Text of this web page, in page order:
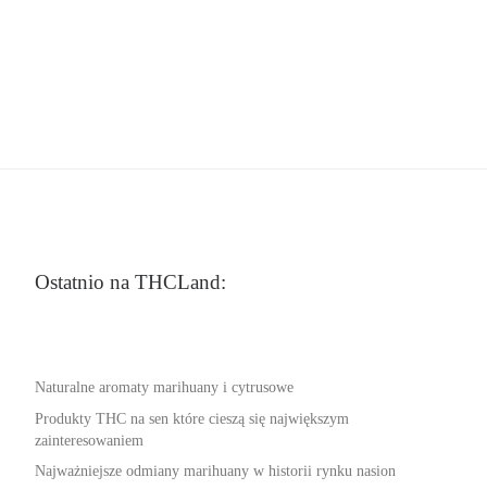
Ostatnio na THCLand:
Naturalne aromaty marihuany i cytrusowe
Produkty THC na sen które cieszą się największym
zainteresowaniem
Najważniejsze odmiany marihuany w historii rynku nasion